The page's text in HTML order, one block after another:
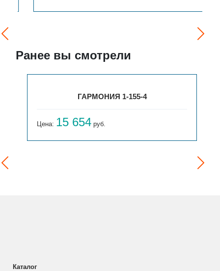
Ранее вы смотрели
ГАРМОНИЯ 1-155-4
Цена: 15 654руб.
Каталог